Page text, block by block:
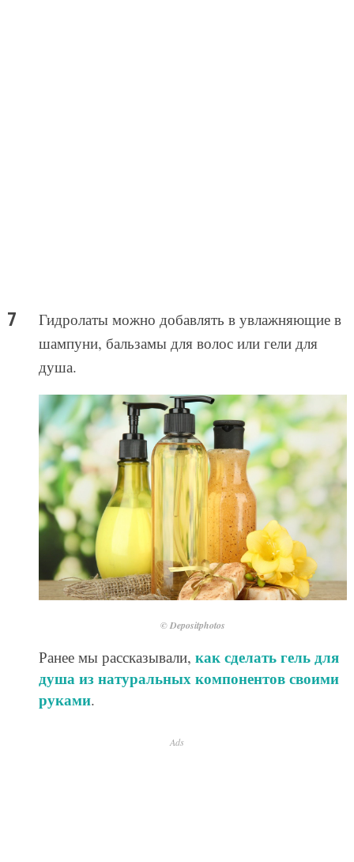
Гидролаты можно добавлять в увлажняющие в
шампуни, бальзамы для волос или гели для
душа.
© Depositphotos
Ранее мы рассказывали, как сделать гель для
душа из натуральных компонентов своими
руками.
Ads